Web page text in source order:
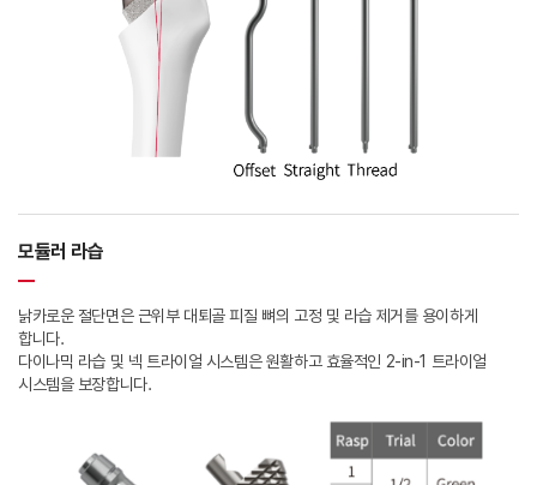
모듈러 라습
낡카로운 절단면은 근위부 대퇴골 피질 뼈의 고정 및 라습 제거를 용이하게
합니다.
다이나믹 라습 및 넥 트라이얼 시스템은 원활하고 효율적인 2-in-1 트라이얼
시스템을 보장합니다.